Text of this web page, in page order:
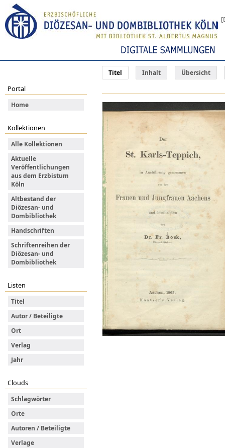
Titel Inhalt Übersicht
Portal
Home
Kollektionen
Alle Kollektionen
Aktuelle
Veröffentlichungen
aus dem Erzbistum
Köln
Altbestand der
Diözesan- und
Dombibliothek
Handschriften
Schriftenreihen der
Diözesan- und
Dombibliothek
Listen
Titel
Autor / Beteiligte
Ort
Verlag
Jahr
Clouds
Schlagwörter
Orte
Autoren / Beteiligte
Verlage